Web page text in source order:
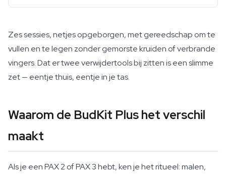
Zes sessies, netjes opgeborgen, met gereedschap om te
vullen en te legen zonder gemorste kruiden of verbrande
vingers. Dat er twee verwijdertools bij zitten is een slimme
zet — eentje thuis, eentje in je tas.
Waarom de BudKit Plus het verschil
maakt
Als je een PAX 2 of PAX 3 hebt, ken je het ritueel: malen,